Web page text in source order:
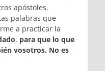
apóstoles.
palabras que
a practicar la
, para que lo que
vosotros. No es